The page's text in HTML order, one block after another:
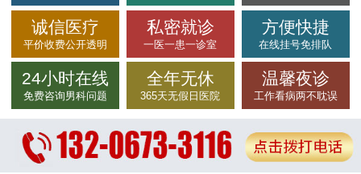
诚信医疗
平价收费公开透明
私密就诊
一医一患一诊室
方便快捷
在线挂号免排队
24小时在线
免费咨询男科问题
全年无休
365天无假日医院
温馨夜诊
工作看病两不耽误